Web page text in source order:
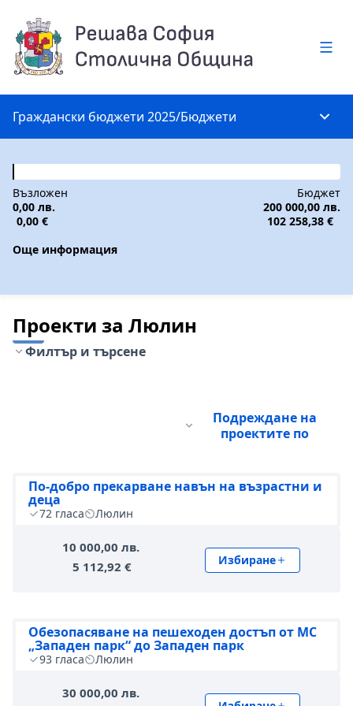
Граждански бюджети 2025/Бюджети
Възложен
0,00 лв.
0,00 €
Бюджет
200 000,00 лв.
102 258,38 €
Още информация
Проекти за Люлин
Филтър и търсене
Подреждане на
проектите по
По-добро прекарване навън на възрастни и
деца
72 гласа Люлин
10 000,00 лв.
5 112,92 €
Избиране
Обезопасяване на пешеходен достъп от МС
„Западен парк“ до Западен парк
93 гласа Люлин
30 000,00 лв.